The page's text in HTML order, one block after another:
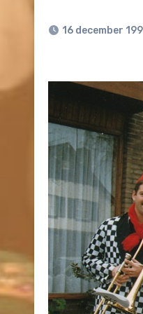
16 december